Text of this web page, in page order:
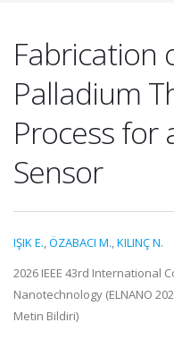
Fabrication
Palladium
Process for
Sensor
IŞIK E.,ÖZABACI M.,KILINÇ N.
2026 IEEE 43rd International
Nanotechnology (ELNANO
Metin Bildiri)